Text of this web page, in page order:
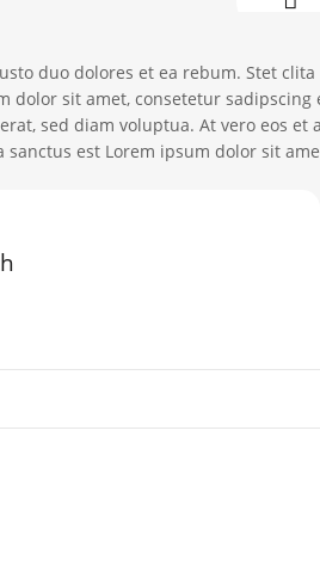
duo dolores et ea rebum. Stet
dolor sit amet, consetetur
sed diam voluptua. At vero eos
sanctus est Lorem ipsum dolor sit